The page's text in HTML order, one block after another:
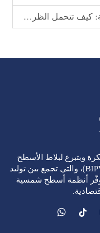
الظروف الجوية القاسية
وبتبرع لبلاط الأسطح
الشمسية المدمجة في المباني (BIPV)، والتي تجمع بين توليد
أنظمة أسطح شمسية